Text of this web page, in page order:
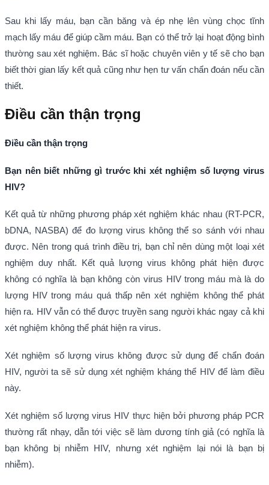
Sau khi lấy máu, bạn cần băng và ép nhẹ lên vùng chọc tĩnh
mạch lấy máu để giúp cầm máu. Bạn có thể trở lại hoạt động bình
thường sau xét nghiệm. Bác sĩ hoặc chuyên viên y tế sẽ cho bạn
biết thời gian lấy kết quả cũng như hẹn tư vấn chẩn đoán nếu cần
thiết.
Điều cần thận trọng
Điều cần thận trọng
Bạn nên biết những gì trước khi xét nghiệm số lượng virus
HIV?
Kết quả từ những phương pháp xét nghiệm khác nhau (RT-PCR,
bDNA, NASBA) để đo lượng virus không thể so sánh với nhau
được. Nên trong quá trình điều trị, bạn chỉ nên dùng một loại xét
nghiệm duy nhất. Kết quả lượng virus không phát hiện được
không có nghĩa là bạn không còn virus HIV trong máu mà là do
lượng HIV trong máu quá thấp nên xét nghiệm không thể phát
hiện ra. HIV vẫn có thể được truyền sang người khác ngay cả khi
xét nghiệm không thể phát hiện ra virus.
Xét nghiệm số lượng virus không được sử dụng để chẩn đoán
HIV, người ta sẽ sử dụng xét nghiệm kháng thể HIV để làm điều
này.
Xét nghiệm số lượng virus HIV thực hiện bởi phương pháp PCR
thường rất nhạy, dẫn tới việc sẽ làm dương tính giả (có nghĩa là
bạn không bị nhiễm HIV, nhưng xét nghiệm lại nói là bạn bị
nhiễm).